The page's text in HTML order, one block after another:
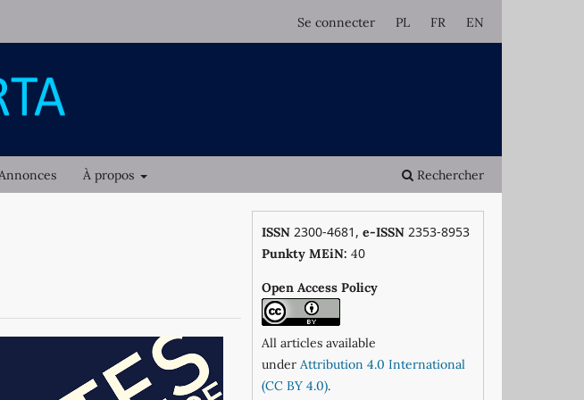
À propos Rechercher
Se connecter PL FR EN
ISSN 2300-4681, e-ISSN 2353-8953
Punkty MEiN: 40
Open Access Policy
All articles available
under Attribution 4.0 International
(CC BY 4.0).